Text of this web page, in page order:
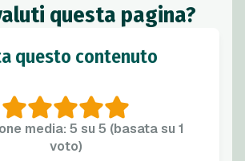
questa pagina?
questo contenuto
media: 5 su 5 (basata su 1
voto)